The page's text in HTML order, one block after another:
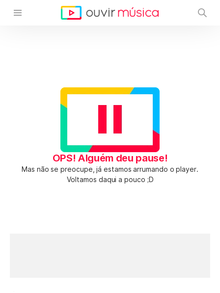
OPS! Alguém deu pause!
Mas não se preocupe, já estamos arrumando o player.
Voltamos daqui a pouco ;D